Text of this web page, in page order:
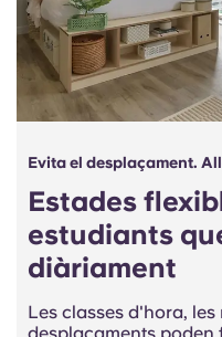
Evita el desplaçament.
Estades
estudiants
diàriament
Les classes d'hora,
desplaçaments poden